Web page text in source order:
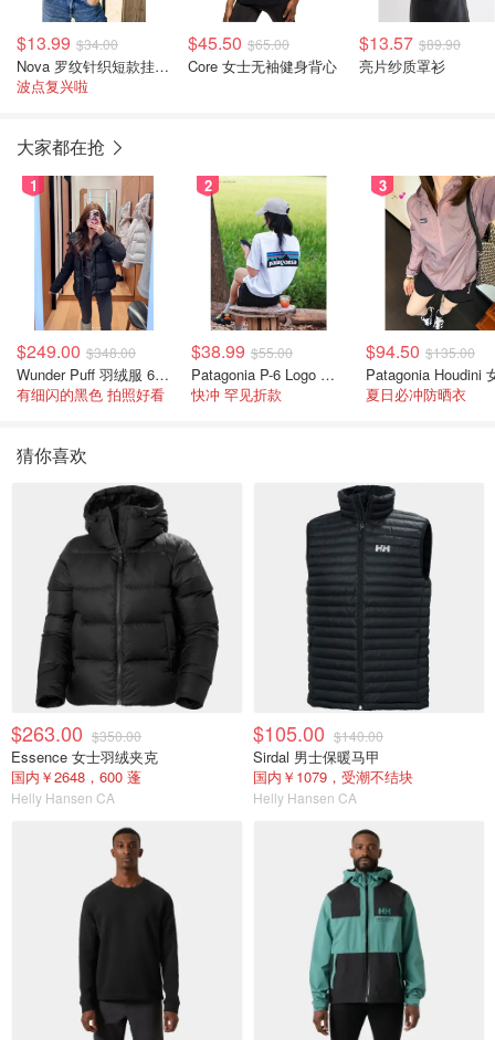
$13.99 $34.00
Nova 罗纹针织短款挂脖上衣
波点复兴啦
$45.50 $65.00
Core 女士无袖健身背心
$13.57 $89.90
亮片纱质罩衫
大家都在抢
1
$249.00 $348.00
Wunder Puff 羽绒服 600蓬松度
有细闪的黑色 拍照好看
2
$38.99 $55.00
Patagonia P-6 Logo 女款T恤
快冲 罕见折款
3
$94.50 $135.00
夏日必冲防晒衣
猜你喜欢
$263.00 $350.00
Essence 女士羽绒夹克
国内￥2648，600 蓬
Helly Hansen CA
$105.00 $140.00
Sirdal 男士保暖马甲
国内￥1079，受潮不结块
Helly Hansen CA